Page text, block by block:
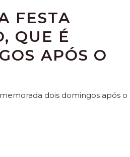
FESTA
QUE É
APÓS O
dois domingos após o